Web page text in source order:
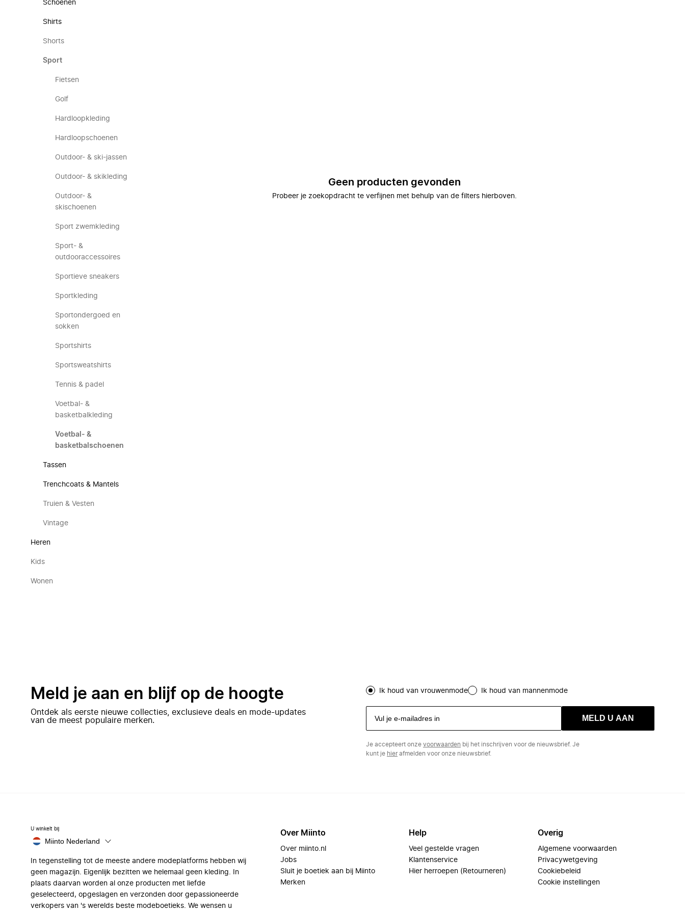
Schoenen
Shirts
Shorts
Sport
Fietsen
Golf
Hardloopkleding
Hardloopschoenen
Outdoor- & ski-jassen
Outdoor- & skikleding
Outdoor- &
skischoenen
Sport zwemkleding
Sport- &
outdooraccessoires
Sportieve sneakers
Sportkleding
Sportondergoed en
sokken
Sportshirts
Sportsweatshirts
Tennis & padel
Voetbal- &
basketbalkleding
Voetbal- &
basketbalschoenen
Tassen
Trenchcoats & Mantels
Truien & Vesten
Vintage
Heren
Kids
Wonen
Geen producten gevonden
Probeer je zoekopdracht te verfijnen met behulp van de filters hierboven.
Meld je aan en blijf op de hoogte
Ontdek als eerste nieuwe collecties, exclusieve deals en mode-updates
van de meest populaire merken.
Ik houd van vrouwenmode Ik houd van mannenmode
MELD U AAN
Je accepteert onze voorwaarden bij het inschrijven voor de nieuwsbrief. Je
kunt je hierafmelden voor onze nieuwsbrief.
U winkelt bij
Miinto Nederland
In tegenstelling tot de meeste andere modeplatforms hebben wij
geen magazijn. Eigenlijk bezitten we helemaal geen kleding. In
plaats daarvan worden al onze producten met liefde
geselecteerd, opgeslagen en verzonden door gepassioneerde
verkopers van 's werelds beste modeboetieks. We wensen u
Over Miinto
Over miinto.nl
Jobs
Sluit je boetiek aan bij Miinto
Merken
Help
Veel gestelde vragen
Klantenservice
Hier herroepen (Retourneren)
Overig
Algemene voorwaarden
Privacywetgeving
Cookiebeleid
Cookie instellingen